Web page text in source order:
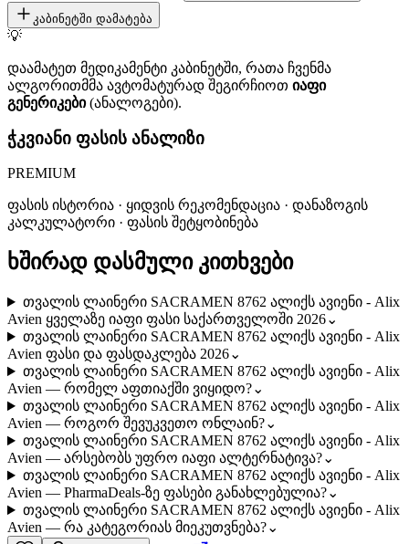
კაბინეტში დამატება
💡
დაამატეთ მედიკამენტი კაბინეტში, რათა ჩვენმა
ალგორითმმა ავტომატურად შეგირჩიოთ იაფი
გენერიკები(ანალოგები).
ჭკვიანი ფასის ანალიზი
PREMIUM
ფასის ისტორია · ყიდვის რეკომენდაცია · დანაზოგის
კალკულატორი · ფასის შეტყობინება
ხშირად დასმული კითხვები
თვალის ლაინერი SACRAMEN 8762 ალიქს ავიენი - Alix
Avien ყველაზე იაფი ფასი საქართველოში 2026⌄
თვალის ლაინერი SACRAMEN 8762 ალიქს ავიენი - Alix
Avien ფასი და ფასდაკლება 2026⌄
თვალის ლაინერი SACRAMEN 8762 ალიქს ავიენი - Alix
Avien — რომელ აფთიაქში ვიყიდო?⌄
თვალის ლაინერი SACRAMEN 8762 ალიქს ავიენი - Alix
Avien — როგორ შევუკვეთო ონლაინ?⌄
თვალის ლაინერი SACRAMEN 8762 ალიქს ავიენი - Alix
Avien — არსებობს უფრო იაფი ალტერნატივა?⌄
თვალის ლაინერი SACRAMEN 8762 ალიქს ავიენი - Alix
Avien — PharmaDeals-ზე ფასები განახლებულია?⌄
თვალის ლაინერი SACRAMEN 8762 ალიქს ავიენი - Alix
Avien — რა კატეგორიას მიეკუთვნება?⌄